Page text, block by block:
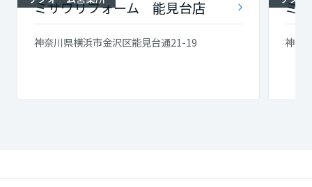
ミサワリフォーム 能見台店
神奈川県横浜市金沢区能見台通21-19
ミ
神奈